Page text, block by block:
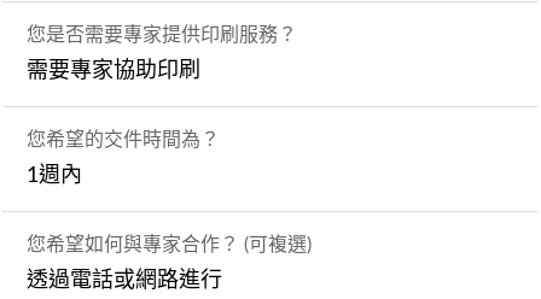
您是否需要專家提供印刷服務？
需要專家協助印刷
您希望的交件時間為？
1週內
您希望如何與專家合作？ (可複選)
透過電話或網路進行